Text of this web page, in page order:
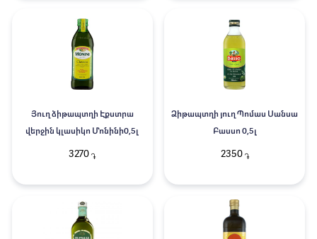
Յուղ ձիթապտղի Էքստրա
վերջին կլասիկո Մոնինի0,5լ
3270 ֏
Ձիթապտղի յուղ Պոմաս Սանսա
Բասսո 0,5լ
2350֏